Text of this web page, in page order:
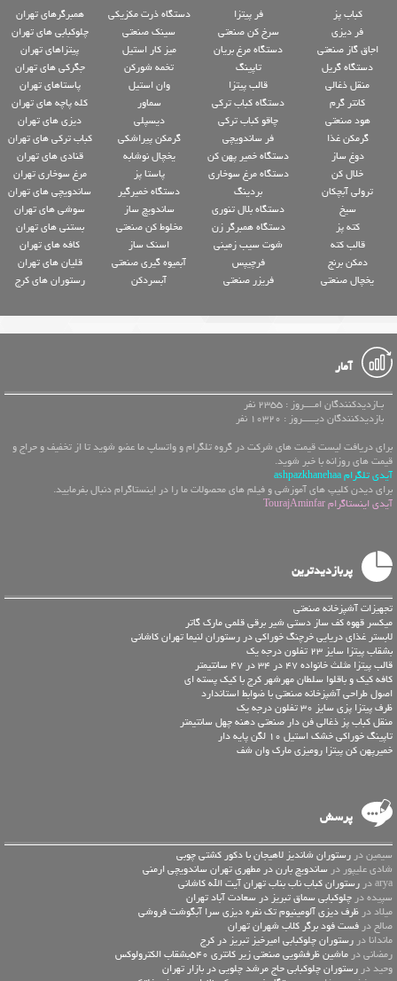
کباب پز
فر دیزی
اجاق گاز صنعتی
دستگاه گریل
منقل ذغالی
کانتر گرم
هود صنعتی
گرمکن غذا
دوغ ساز
خلال کن
ترولی آبچکان
سیخ
کته پز
قالب کته
دمکن برنج
یخچال صنعتی
فر پیتزا
سرخ کن صنعتی
دستگاه مرغ بریان
تاپینگ
قالب پیتزا
دستگاه کباب ترکی
چاقو کباب ترکی
فر ساندویچی
دستگاه خمیر پهن کن
دستگاه مرغ سوخاری
بردینگ
دستگاه بلال تنوری
دستگاه همبرگر زن
شوت سیب زمینی
فرچیپس
فریزر صنعتی
دستگاه ذرت مکزیکی
سینک صنعتی
میز کار استیل
تخمه شورکن
وان استیل
سماور
دیسپلی
گرمکن پیراشکی
یخچال نوشابه
پاستا پز
دستگاه خمیرگیر
ساندویچ ساز
مخلوط کن صنعتی
اسنک ساز
آبمیوه گیری صنعتی
آبسردکن
همبرگرهای تهران
چلوکبابی های تهران
پیتزاهای تهران
جگرکی های تهران
پاستاهای تهران
کله پاچه های تهران
دیزی های تهران
کباب ترکی های تهران
قنادی های تهران
مرغ سوخاری تهران
ساندویچی های تهران
سوشی های تهران
بستنی های تهران
کافه های تهران
قلیان های تهران
رستوران های کرج
آمار
بـازدیدکنندگان امــــروز : 2355 نفر
بازدیدکنندگان دیـــــروز : 10320 نفر
برای دریافت لیست قیمت های شرکت در گروه تلگرام و واتساپ ما عضو شوید تا از تخفیف و حراج و
قیمت های روزانه با خبر شوید.
آیدی تلگرام ashpazkhanehaa
برای دیدن کلیپ های آموزشی و فیلم های محصولات ما را در اینستاگرام دنبال بفرمایید.
آیدی اینستاگرام TourajAminfar
پربازدیدترین
تجهیزات آشپزخانه صنعتی
میکسر قهوه کف ساز دستی شیر برقی قلمی مارک گاتر
لابستر غذای دریایی خرچنگ خوراکی در رستوران لنیما تهران کاشانی
بشقاب پیتزا سایز 23 تفلون درجه یک
قالب پیتزا مثلث خانواده 47 در 34 در 47 سانتیمتر
کافه کیک و باقلوا سلطان مهرشهر کرج با کیک پسته ای
اصول طراحی آشپزخانه صنعتی با ضوابط استاندارد
ظرف پیتزا پزی سایز 30 تفلون درجه یک
منقل کباب پز ذغالی فن دار صنعتی دهنه چهل سانتیمتر
تاپینگ خوراکی خشک استیل 10 لگن پایه دار
خمیرپهن کن پیتزا رومیزی مارک وان شف
پرسش
سیمین در رستوران شاندیز لاهیجان با دکور کشتی چوبی
شادی علیپور در ساندویچ بارن در مطهری تهران ساندویچی ارمنی
arya در
رستوران کباب ناب بناب تهران آیت الله کاشانی
سپیده در چلوکبابی سماق تبریز در سعادت آباد تهران
میلاد در ظرف دیزی آلومینیوم تک نفره دیزی سرا آبگوشت فروشی
صالح در فست فود برگر کلاب شهران تهران
ماندانا در رستوران چلوکبابی امیرخیز تبریز در کرج
رمضانی در ماشین ظرفشویی صنعتی زیر کانتری 540بشقاب الکترولوکس
وحید در رستوران چلوکبابی حاج مرشد چلویی در بازار تهران